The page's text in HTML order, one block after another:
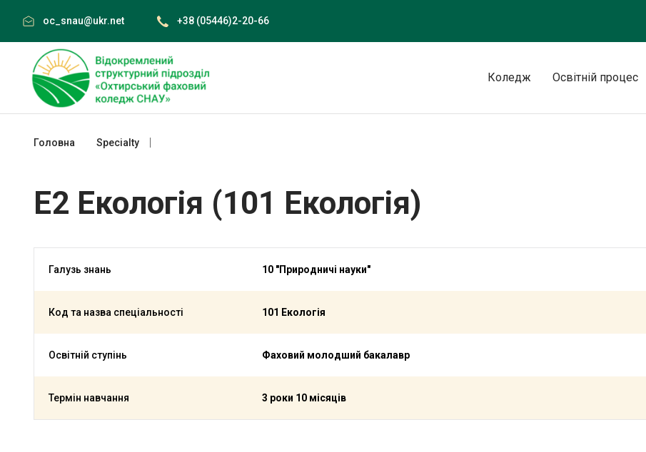
content
oc_snau@ukr.net +38 (05446)2-20-66
Коледж Освітній процес
Головна Specialty
E2 Екологія (101 Екологія)
Галузь знань 10 "Природничі науки"
Код та назва спеціальності 101 Екологія
Освітній ступінь Фаховий молодший бакалавр
Термін навчання 3 роки 10 місяців